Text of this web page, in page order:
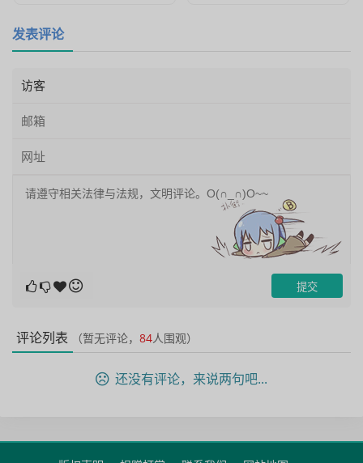
发表评论
评论列表 （暂无评论， 84人围观）
还没有评论，来说两句吧...